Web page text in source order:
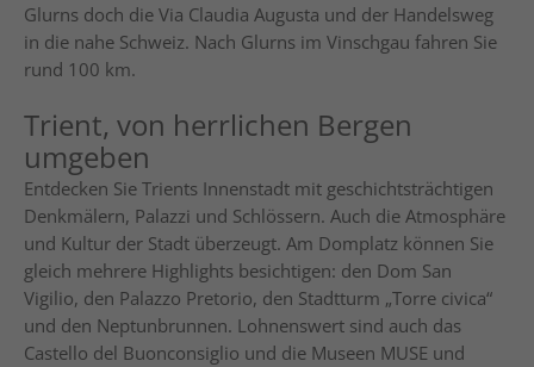
Glurns doch die Via Claudia Augusta und der Handelsweg
in die nahe Schweiz. Nach Glurns im Vinschgau fahren Sie
rund 100 km.
Trient, von herrlichen Bergen
umgeben
Entdecken Sie Trients Innenstadt mit geschichtsträchtigen
Denkmälern, Palazzi und Schlössern. Auch die Atmosphäre
und Kultur der Stadt überzeugt. Am Domplatz können Sie
gleich mehrere Highlights besichtigen: den Dom San
Vigilio, den Palazzo Pretorio, den Stadtturm „Torre civica“
und den Neptunbrunnen. Lohnenswert sind auch das
Castello del Buonconsiglio und die Museen MUSE und